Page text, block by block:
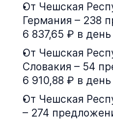
От Чешская
Германия – 238
6 837,65 ₽ в день
От Чешская
Словакия – 54
6 910,88 ₽ в день
От Чешская
– 274